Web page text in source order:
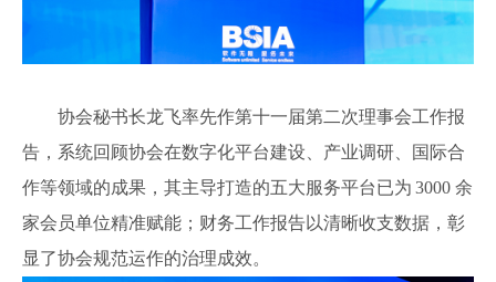
协会秘书长龙飞率先作第十一届第二次理事会工作报
告，系统回顾协会在数字化平台建设、产业调研、国际合
作等领域的成果，其主导打造的五大服务平台已为 3000 余
家会员单位精准赋能；财务工作报告以清晰收支数据，彰
显了协会规范运作的治理成效。